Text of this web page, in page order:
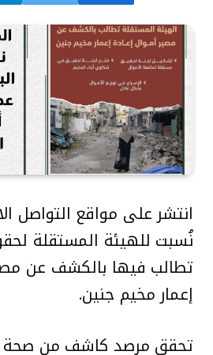
انتشر على مواقع التواصل
نُسبت للهيئة المستقلة
تطالب فيها بالكشف عن
إعمار مخيم جنين.
تحقق مرصد كاشف من صحة